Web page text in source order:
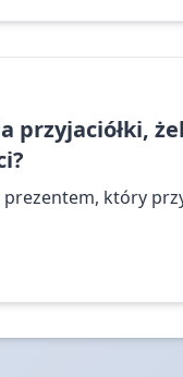
przyjaciółki,
który